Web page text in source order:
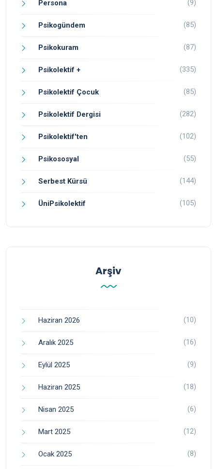
Persona (9)
Psikogündem (85)
Psikokuram (87)
Psikolektif + (335)
Psikolektif Çocuk (85)
Psikolektif Dergisi (282)
Psikolektif'ten (102)
Psikososyal (55)
Serbest Kürsü (144)
ÜniPsikolektif (105)
Arşiv
Haziran 2026 (10)
Aralık 2025 (16)
Eylül 2025 (9)
Haziran 2025 (18)
Nisan 2025 (6)
Mart 2025 (12)
Ocak 2025 (8)